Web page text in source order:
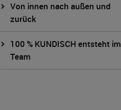
Von innen nach außen und
zurück
100 % KUNDISCH entsteht im
Team